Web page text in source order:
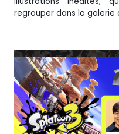
regrouper dans la galerie